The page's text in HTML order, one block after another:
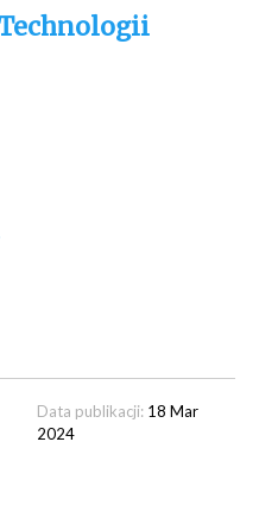
Data publikacji: 18 Mar
2024